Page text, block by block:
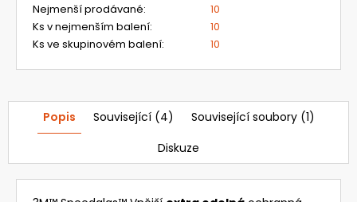
Nejmenší prodávané:
10
Ks v nejmenším balení:
10
Ks ve skupinovém balení: 10
Popis Související (4)
Související soubory (1)
Diskuze